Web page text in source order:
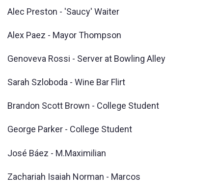
Alec Preston - 'Saucy' Waiter
Alex Paez - Mayor Thompson
Genoveva Rossi - Server at Bowling Alley
Sarah Szloboda - Wine Bar Flirt
Brandon Scott Brown - College Student
George Parker - College Student
José Báez - M.Maximilian
Zachariah Isaiah Norman - Marcos